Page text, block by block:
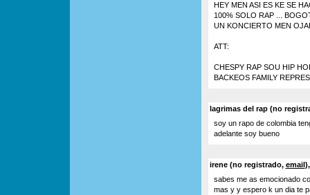
HEY MEN ASI ES KE SE
100% SOLO RAP ...
UN KONCIERTO MEN
ATT:
CHESPY RAP SOU HIP
BACKEOS FAMILY
lagrimas del rap (no
soy un rapo de colombia
adelante soy bueno
irene (no registrado, email
sabes me as emocionado
mas y y espero k un dia te